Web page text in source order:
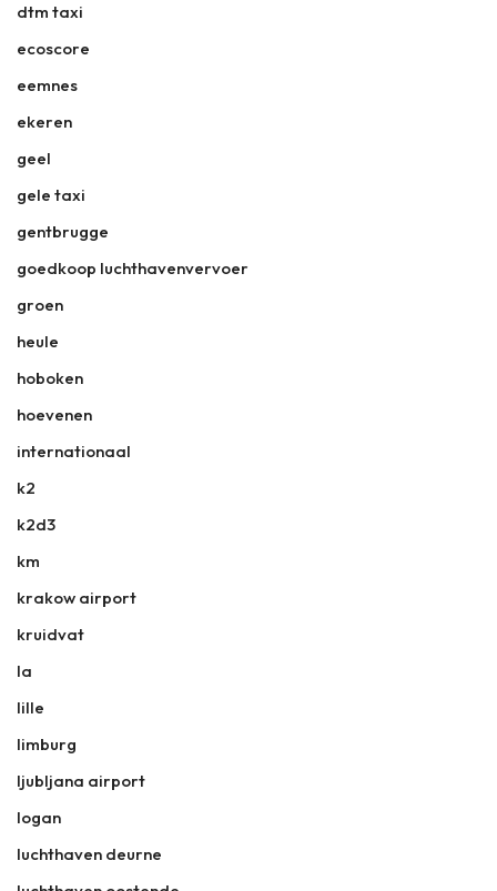
dtm taxi
ecoscore
eemnes
ekeren
geel
gele taxi
gentbrugge
goedkoop luchthavenvervoer
groen
heule
hoboken
hoevenen
internationaal
k2
k2d3
km
krakow airport
kruidvat
la
lille
limburg
ljubljana airport
logan
luchthaven deurne